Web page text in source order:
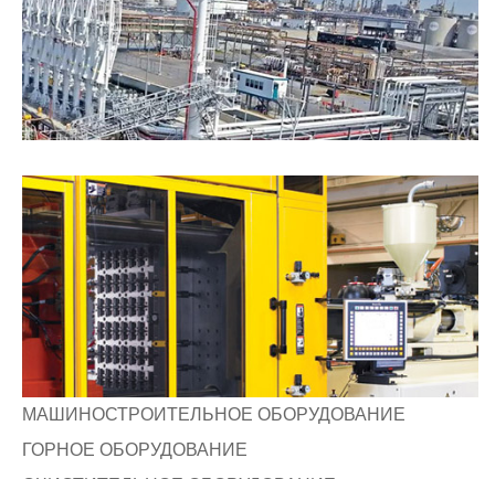
МАШИНОСТРОИТЕЛЬНОЕ ОБОРУДОВАНИЕ
ГОРНОЕ ОБОРУДОВАНИЕ